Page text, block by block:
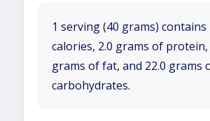
1 serving (40 grams) contains
calories, 2.0 grams of protein,
grams of fat, and 22.0 grams
carbohydrates.